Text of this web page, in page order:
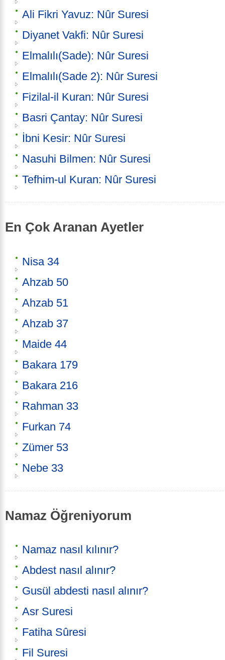
Ali Fikri Yavuz: Nûr Suresi
Diyanet Vakfi: Nûr Suresi
Elmalılı(Sade): Nûr Suresi
Elmalılı(Sade 2): Nûr Suresi
Fizilal-il Kuran: Nûr Suresi
Basri Çantay: Nûr Suresi
İbni Kesir: Nûr Suresi
Nasuhi Bilmen: Nûr Suresi
Tefhim-ul Kuran: Nûr Suresi
En Çok Aranan Ayetler
Nisa 34
Ahzab 50
Ahzab 51
Ahzab 37
Maide 44
Bakara 179
Bakara 216
Rahman 33
Furkan 74
Zümer 53
Nebe 33
Namaz Öğreniyorum
Namaz nasıl kılınır?
Abdest nasıl alınır?
Gusül abdesti nasıl alınır?
Asr Suresi
Fatiha Sûresi
Fil Suresi